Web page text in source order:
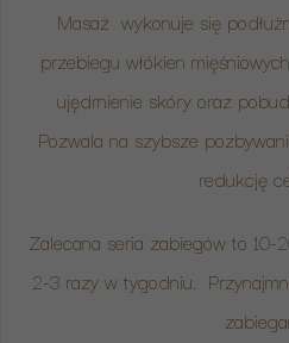
Masaż wykonuje się
przebiegu włókien
ujędrnienie skóry oraz
Pozwala na szybsze
redukcję
Zalecana seria zabiegów to 10-
2-3 razy w tygodniu.